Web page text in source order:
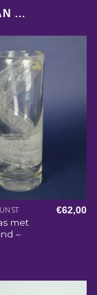
…
met
–
€62,00